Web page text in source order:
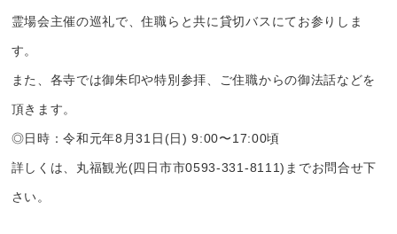
霊場会主催の巡礼で、住職らと共に貸切バスにてお参りしま
す。
また、各寺では御朱印や特別参拝、ご住職からの御法話などを
頂きます。
◎日時：令和元年8月31日(日) 9:00〜17:00頃
詳しくは、丸福観光(四日市市0593-331-8111)までお問合せ下
さい。